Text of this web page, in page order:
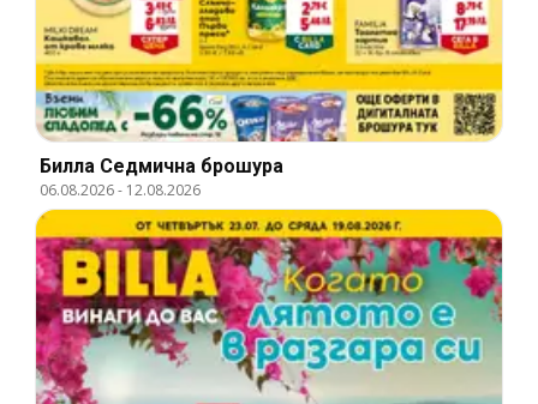
Билла Cедмична брошура
06.08.2026- 12.08.2026